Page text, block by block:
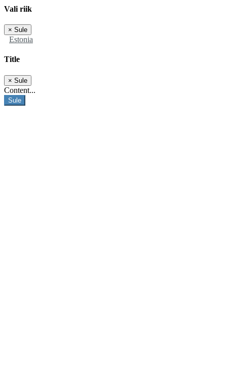
Vali riik
× Sule
Estonia
Title
× Sule
Content...
Sule